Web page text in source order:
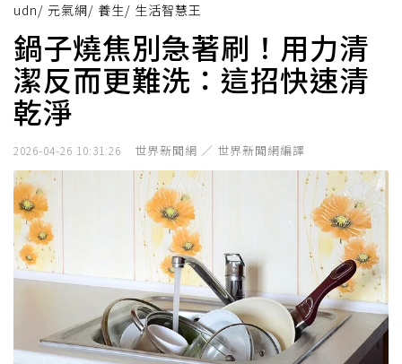
udn/ 元氣網/ 養生/ 生活智慧王
鍋子燒焦別急著刷！用力清
潔反而更難洗：這招快速清
乾淨
2026-04-26 10:31:26 世界新聞網 ／ 世界新聞網編譯